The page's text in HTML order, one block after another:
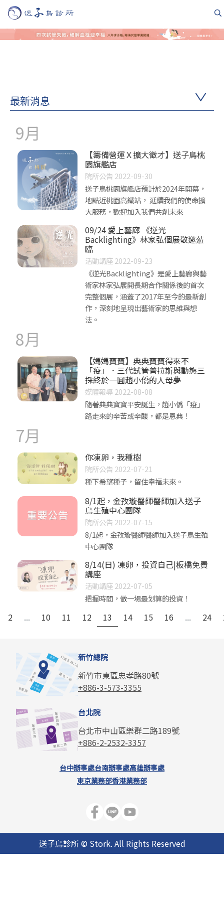
最新消息
9月
【籌備營運Ｘ擴大徵才】送子鳥桃
園旗艦店
院所公告 2022-09-30
送子鳥桃園旗艦店預計於2024年開幕，
地點近桃園高鐵站， 延續我們的使命擴
大服務，歡迎加入我們共創未來
09/24 愛上藝廊 《逆光
Backlighting》林家弘個展敬邀蒞
臨
活動講座 2022-09-23
《逆光Backlighting》是愛上藝廊與藝
術家林家弘展開長期合作關係後的首次
完整個展，涵蓋了2017年至今的最新創
作，深刻地呈現出藝術家的思維與想
法。
8月
【媽媽寶寶】典典寶寶得來不
「疫」．三代試管普拉斯與動態三
採終於一圓趙小僑的人母夢
媒體報導 2022-08-08
隨著典典寶寶平安誕生，趙小僑「疫」
路走來的辛苦或辛酸，都是恩典！
7月
你凍卵，我種樹
院所公告 2022-07-21
種下希望種子，留住幸福未來。
8/1起，金孜璇醫師醫師加入送子
鳥生殖中心團隊
院所公告 2022-07-15
8/1起，金孜璇醫師醫師加入送子鳥生殖
中心團隊
8/14(日) 凍卵，投資自己|板橋免費
講座
活動講座 2022-07-05
把握時間，做一場最划算的投資！
2 ... 10 11 12 13 14 15 16 ... 24
新竹總院
新竹市東區忠孝路80號
+886-3-573-3355
台北院
台北市中山區樂群二路189號
+886-2-2532-3357
台中辦事處台南辦事處高雄辦事處
東京業務部香港業務部
送子鳥診所 © Stork. All Rights Reserved